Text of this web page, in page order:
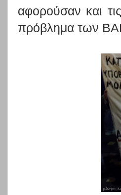
αφορούσαν και
πρόβλημα των